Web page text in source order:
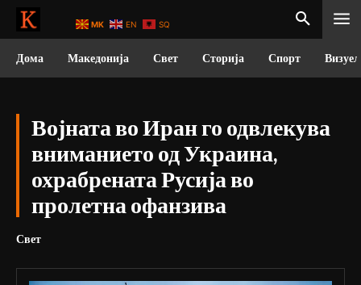
Дома Македонија Свет Сторија Спорт
Војната во Иран го одвлекува
вниманието од Украина,
охрабрената Русија во
пролетна офанзива
Свет
MK EN SQ